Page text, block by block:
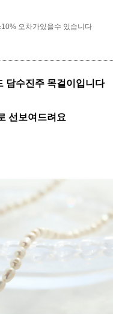
오차가있을수 있습니다
담수진주 목걸이입니다
선보여드려요